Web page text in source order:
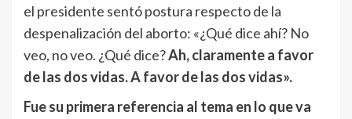
el presidente sentó postura respecto de la
despenalización del aborto: «¿Qué dice ahí? No
veo, no veo. ¿Qué dice?Ah, claramente a favor
de las dos vidas. A favor de las dos vidas».
Fue su primera referencia al tema en lo que va